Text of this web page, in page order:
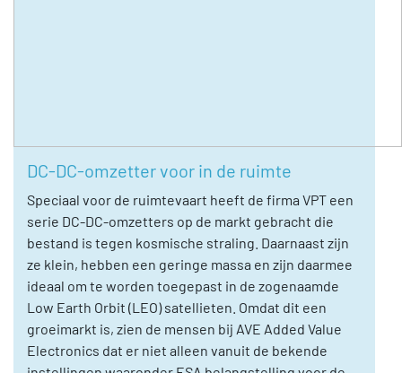
DC-DC-omzetter voor in de ruimte
Speciaal voor de ruimtevaart heeft de firma VPT een
serie DC-DC-omzetters op de markt gebracht die
bestand is tegen kosmische straling. Daarnaast zijn
ze klein, hebben een geringe massa en zijn daarmee
ideaal om te worden toegepast in de zogenaamde
Low Earth Orbit (LEO) satellieten. Omdat dit een
groeimarkt is, zien de mensen bij AVE Added Value
Electronics dat er niet alleen vanuit de bekende